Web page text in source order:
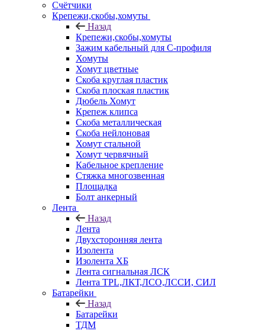
Счётчики
Крепежи,скобы,хомуты
Назад
Крепежи,скобы,хомуты
Зажим кабельный для С-профиля
Хомуты
Хомут цветные
Скоба круглая пластик
Скоба плоская пластик
Дюбель Хомут
Крепеж клипса
Скоба металлическая
Скоба нейлоновая
Хомут стальной
Хомут червячный
Кабельное крепление
Стяжка многозвенная
Площадка
Болт анкерный
Лента
Назад
Лента
Двухсторонняя лента
Изолента
Изолента ХБ
Лента сигнальная ЛСК
Лента TPL,ЛКТ,ЛСО,ЛССИ, СИЛ
Батарейки
Назад
Батарейки
ТДМ